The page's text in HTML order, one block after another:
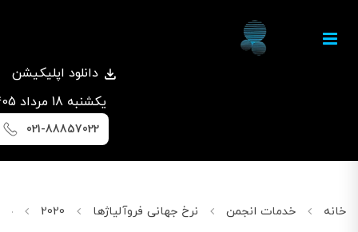
دانلود اپلیکیشن
يكشنبه 18 مرداد 1405
021-88857022
خانه خدمات انجمن نرخ جهانی فروآلیاژها 2020 جون